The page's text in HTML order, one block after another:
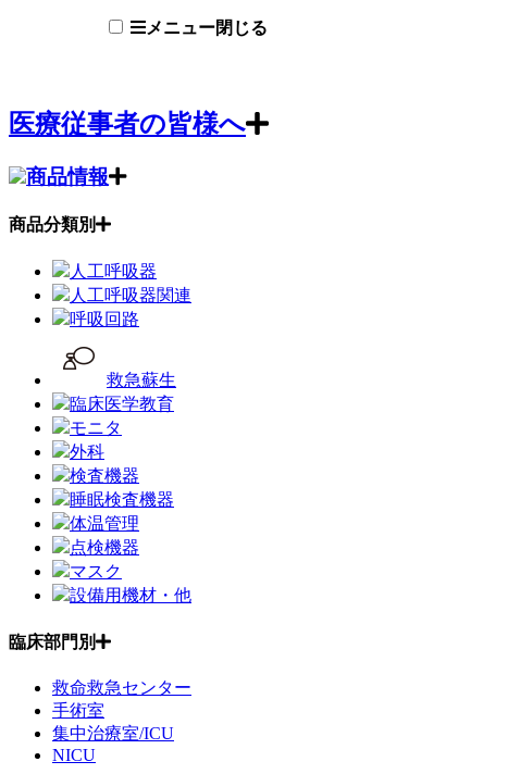
メニュー閉じる
医療従事者の皆様へ
商品情報
商品分類別
人工呼吸器
人工呼吸器関連
呼吸回路
救急蘇生
臨床医学教育
モニタ
外科
検査機器
睡眠検査機器
体温管理
点検機器
マスク
設備用機材・他
臨床部門別
救命救急センター
手術室
集中治療室/ICU
NICU